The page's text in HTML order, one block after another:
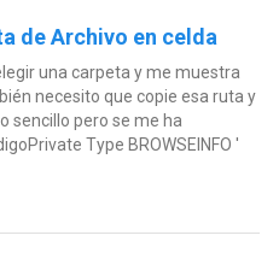
de Archivo en celda
una carpeta y me muestra
necesito que copie esa ruta y
sencillo pero se me ha
Type BROWSEINFO '